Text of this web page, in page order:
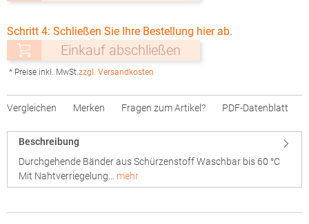
Schritt 4: Schließen Sie Ihre Bestellung hier ab.
Einkauf abschließen
* Preise inkl. MwSt.zzgl. Versandkosten
Vergleichen Merken Fragen zum Artikel? PDF-Datenblatt
Beschreibung
Durchgehende Bänder aus Schürzenstoff Waschbar bis 60 °C
Mit Nahtverriegelung… mehr